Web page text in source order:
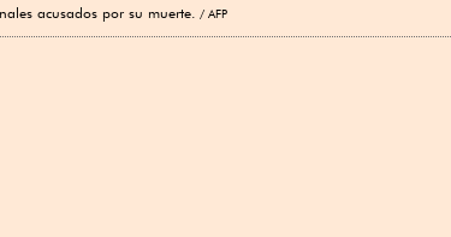
acusados por su muerte. AFP